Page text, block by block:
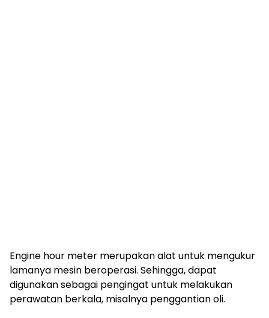
Engine hour meter merupakan alat untuk mengukur
lamanya mesin beroperasi. Sehingga, dapat
digunakan sebagai pengingat untuk melakukan
perawatan berkala, misalnya penggantian oli.